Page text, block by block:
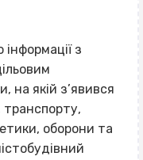
з
на якій з’явився
транспорту,
оборони та